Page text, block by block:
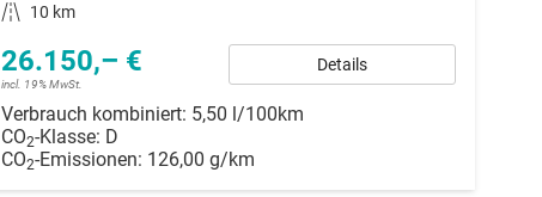
Kilometerstand
10 km
26.150,– €
incl. 19% MwSt.
Details
Verbrauch kombiniert: 5,50 l/100km
CO2-Klasse: D
CO2-Emissionen: 126,00 g/km